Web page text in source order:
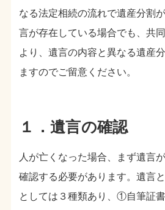
なる法定相続の流れで遺産分割
言が存在している場合でも、共
より、遺言の内容と異なる遺産
ますのでご留意ください。
１．遺言の確認
人が亡くなった場合、まず遺言
確認する必要があります。遺言
としては３種類あり、①自筆証